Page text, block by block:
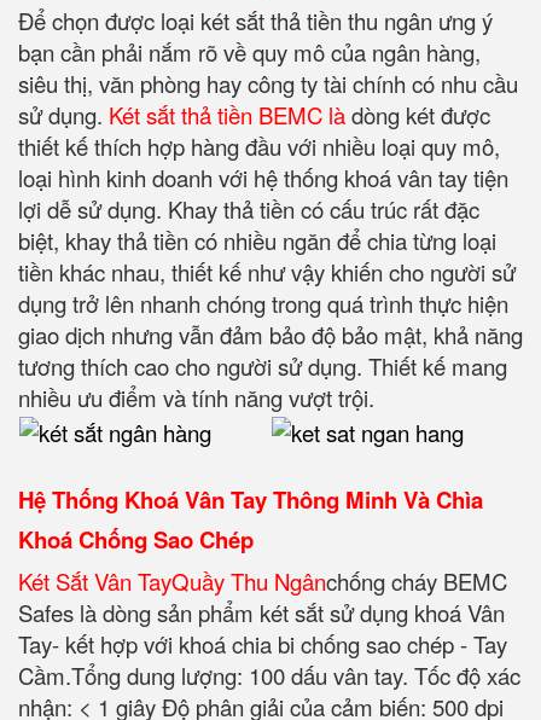
Để chọn được loại két sắt thả tiền thu ngân ưng ý
bạn cần phải nắm rõ về quy mô của ngân hàng,
siêu thị, văn phòng hay công ty tài chính có nhu cầu
sử dụng. Két sắt thả tiền BEMC làdòng két được
thiết kế thích hợp hàng đầu với nhiều loại quy mô,
loại hình kinh doanh với hệ thống khoá vân tay tiện
lợi dễ sử dụng. Khay thả tiền có cấu trúc rất đặc
biệt, khay thả tiền có nhiều ngăn để chia từng loại
tiền khác nhau, thiết kế như vậy khiến cho người sử
dụng trở lên nhanh chóng trong quá trình thực hiện
giao dịch nhưng vẫn đảm bảo độ bảo mật, khả năng
tương thích cao cho người sử dụng. Thiết kế mang
nhiều ưu điểm và tính năng vượt trội.
Hệ Thống Khoá Vân Tay Thông Minh Và Chìa
Khoá Chống Sao Chép
Két Sắt Vân TayQuầy Thu Ngânchống cháy BEMC
Safes là dòng sản phẩm két sắt sử dụng khoá Vân
Tay- kết hợp với khoá chia bi chống sao chép - Tay
Cầm.Tổng dung lượng: 100 dấu vân tay. Tốc độ xác
nhận: < 1 giây Độ phân giải của cảm biến: 500 dpi